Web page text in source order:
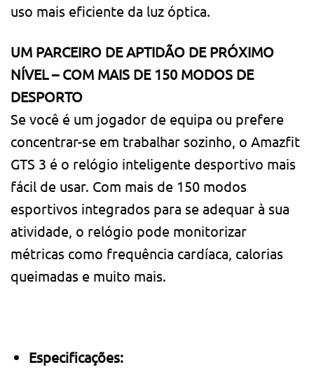
uso mais eficiente da luz óptica.
UM PARCEIRO DE APTIDÃO DE PRÓXIMO
NÍVEL – COM MAIS DE 150 MODOS DE
DESPORTO
Se você é um jogador de equipa ou prefere
concentrar-se em trabalhar sozinho, o Amazfit
GTS 3 é o relógio inteligente desportivo mais
fácil de usar. Com mais de 150 modos
esportivos integrados para se adequar à sua
atividade, o relógio pode monitorizar
métricas como frequência cardíaca, calorias
queimadas e muito mais.
Especificações: